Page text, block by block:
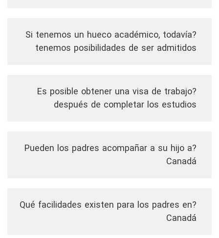
?Si tenemos un hueco académico, todavía
tenemos posibilidades de ser admitidos
?Es posible obtener una visa de trabajo
después de completar los estudios
?Pueden los padres acompañar a su hijo a
Canadá
?Qué facilidades existen para los padres en
Canadá